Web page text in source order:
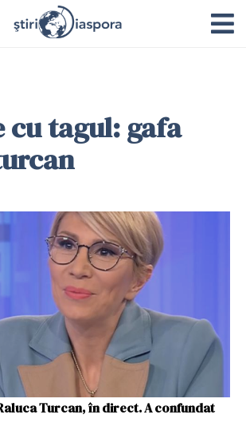
tagul: gafa
Turcan, în direct. A confundat